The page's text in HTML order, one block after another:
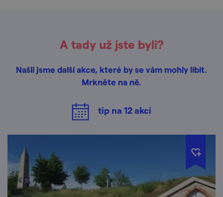
A tady už jste byli?
Našli jsme další akce, které by se vám mohly líbit.
Mrkněte na ně.
tip na 12akcí